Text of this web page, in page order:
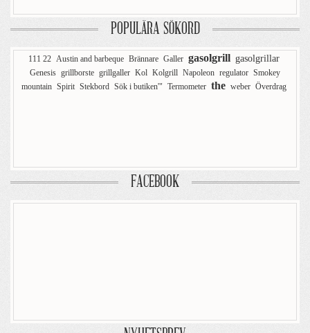
POPULÄRA SÖKORD
111 22 Austin and barbeque Brännare Galler gasolgrill gasolgrillar
Genesis grillborste grillgaller Kol Kolgrill Napoleon regulator Smokey
mountain Spirit Stekbord Sök i butiken'" Termometer the weber Överdrag
FACEBOOK